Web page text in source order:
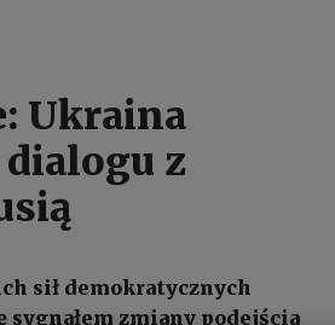
Ukraina
z
sił demokratycznych
sygnałem zmiany podejścia